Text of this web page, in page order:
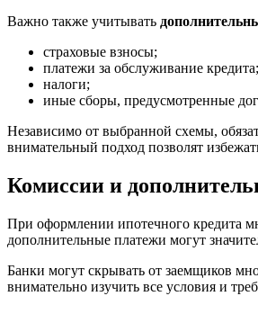
Важно также учитывать
страховые взносы;
платежи за обслуживание кредита;
налоги;
иные сборы, предусмотренные
Независимо от выбранной схемы,
внимательный подход позволят
Комиссии и
При оформлении ипотечного кредита
дополнительные платежи могут
Банки могут скрывать от заемщиков
внимательно изучить все условия и